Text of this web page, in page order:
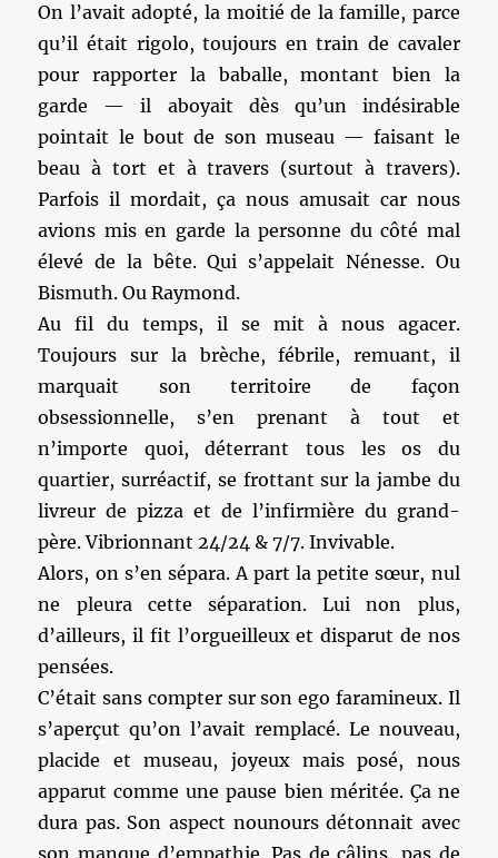
On l’avait adopté, la moitié de la famille, parce
qu’il était rigolo, toujours en train de cavaler
pour rapporter la baballe, montant bien la
garde — il aboyait dès qu’un indésirable
pointait le bout de son museau — faisant le
beau à tort et à travers (surtout à travers).
Parfois il mordait, ça nous amusait car nous
avions mis en garde la personne du côté mal
élevé de la bête. Qui s’appelait Nénesse. Ou
Bismuth. Ou Raymond.
Au fil du temps, il se mit à nous agacer.
Toujours sur la brèche, fébrile, remuant, il
marquait son territoire de façon
obsessionnelle, s’en prenant à tout et
n’importe quoi, déterrant tous les os du
quartier, surréactif, se frottant sur la jambe du
livreur de pizza et de l’infirmière du grand-
père. Vibrionnant 24/24 & 7/7. Invivable.
Alors, on s’en sépara. A part la petite sœur, nul
ne pleura cette séparation. Lui non plus,
d’ailleurs, il fit l’orgueilleux et disparut de nos
pensées.
C’était sans compter sur son ego faramineux. Il
s’aperçut qu’on l’avait remplacé. Le nouveau,
placide et museau, joyeux mais posé, nous
apparut comme une pause bien méritée. Ça ne
dura pas. Son aspect nounours détonnait avec